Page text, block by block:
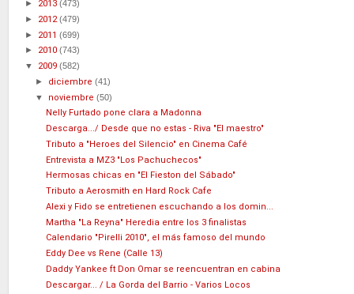
► 2013 (473)
► 2012(479)
► 2011 (699)
► 2010 (743)
▼ 2009 (582)
► diciembre(41)
▼ noviembre(50)
Nelly Furtado pone clara a Madonna
Descarga.../ Desde que no estas - Riva "El maestro"
Tributo a "Heroes del Silencio" en Cinema Café
Entrevista a MZ3 "Los Pachuchecos"
Hermosas chicas en "El Fieston del Sábado"
Tributo a Aerosmith en Hard Rock Cafe
Alexi y Fido se entretienen escuchando a los domin...
Martha "La Reyna" Heredia entre los 3 finalistas
Calendario "Pirelli 2010", el más famoso del mundo
Eddy Dee vs Rene (Calle 13)
Daddy Yankee ft Don Omar se reencuentran en cabina
Descargar... / La Gorda del Barrio - Varios Locos